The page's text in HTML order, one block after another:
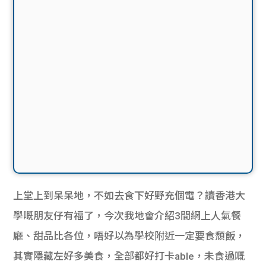
上堂上到呆呆地，不如去食下好野充個電？讀香港大
學嘅朋友仔有福了，今次我地會介紹3間網上人氣餐
廳、甜品比各位，唔好以為學校附近一定要食頹飯，
其實隱藏左好多美食，全部都好打卡able，未食過嘅